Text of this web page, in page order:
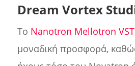
Dream Vortex
Το Nanotron Mellotron VST
μοναδική προσφορά,